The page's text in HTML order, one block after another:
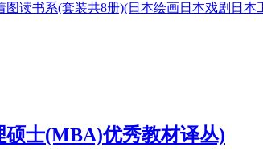
读书系(套装共8册)(日本绘画日本戏剧日
士(MBA)优秀教材译丛)